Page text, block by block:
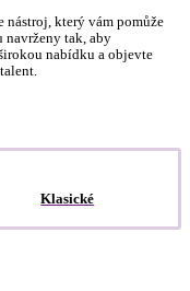
nástroj, který vám pomůže
navrženy tak, aby
nabídku a objevte
Klasické